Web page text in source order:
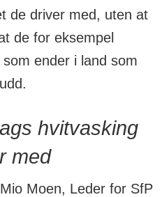
de driver med, uten at
de for eksempel
ender i land som
hvitvasking
med
Mio Moen, Leder for SfP